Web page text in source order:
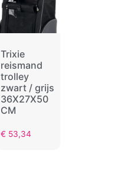
Trixie
reismand
trolley
zwart / grijs
36X27X50
CM
€ 53,34